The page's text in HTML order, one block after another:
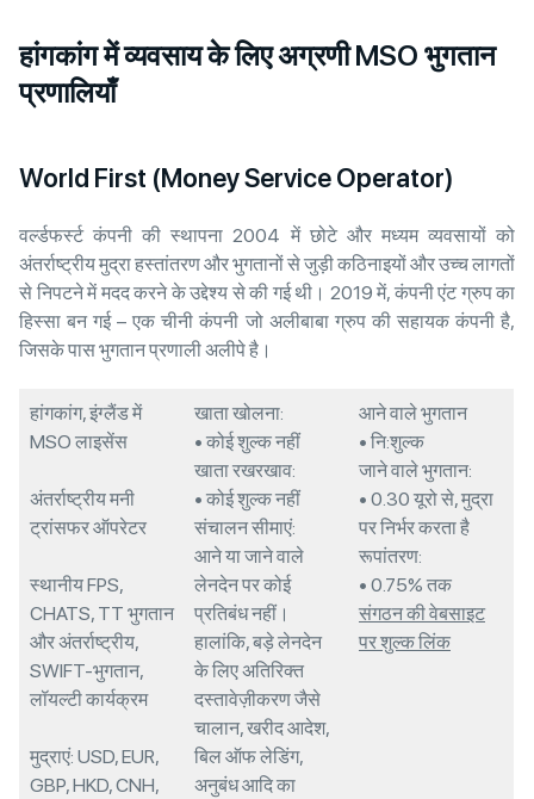
हांगकांग में व्यवसाय के लिए अग्रणी MSO भुगतान
प्रणालियाँ
World First (Money Service Operator)
वर्ल्डफर्स्ट कंपनी की स्थापना 2004 में छोटे और मध्यम व्यवसायों को
अंतर्राष्ट्रीय मुद्रा हस्तांतरण और भुगतानों से जुड़ी कठिनाइयों और उच्च लागतों
से निपटने में मदद करने के उद्देश्य से की गई थी। 2019 में, कंपनी एंट ग्रुप का
हिस्सा बन गई – एक चीनी कंपनी जो अलीबाबा ग्रुप की सहायक कंपनी है,
जिसके पास भुगतान प्रणाली अलीपे है।
हांगकांग, इंग्लैंड में
MSO लाइसेंस
अंतर्राष्ट्रीय मनी
ट्रांसफर ऑपरेटर
स्थानीय FPS,
CHATS, TT भुगतान
और अंतर्राष्ट्रीय,
SWIFT-भुगतान,
लॉयल्टी कार्यक्रम
मुद्राएं: USD, EUR,
GBP, HKD, CNH,
खाता खोलना:
• कोई शुल्क नहीं
खाता रखरखाव:
• कोई शुल्क नहीं
संचालन सीमाएं:
आने या जाने वाले
लेनदेन पर कोई
प्रतिबंध नहीं।
हालांकि, बड़े लेनदेन
के लिए अतिरिक्त
दस्तावेज़ीकरण जैसे
चालान, खरीद आदेश,
बिल ऑफ लेडिंग,
अनुबंध आदि का
आने वाले भुगतान
• नि:शुल्क
जाने वाले भुगतान:
• 0.30 यूरो से, मुद्रा
पर निर्भर करता है
रूपांतरण:
• 0.75% तक
संगठन की वेबसाइट
पर शुल्क लिंक